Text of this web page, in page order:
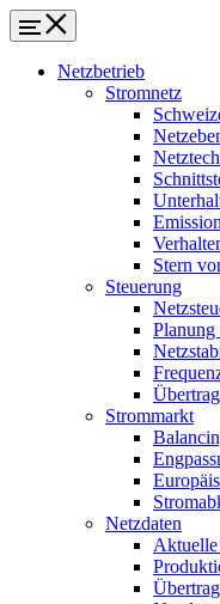
Netzbetrieb
Stromnetz
Stern
Steuerung
Planung
Strommarkt
Netzdaten
Aktuelle